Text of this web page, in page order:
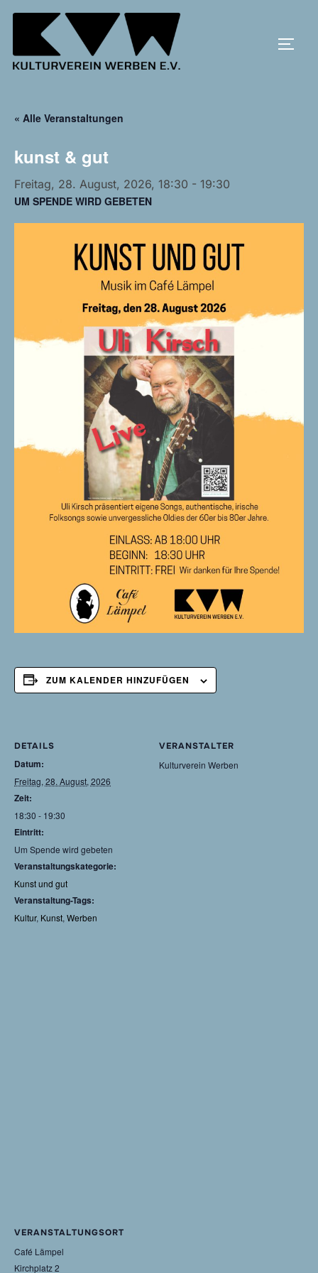
Zum
« Alle Veranstaltungen
kunst & gut
Freitag, 28. August, 2026, 18:30 - 19:30
UM SPENDE WIRD GEBETEN
ZUM KALENDER HINZUFÜGEN
DETAILS
Datum:
Freitag, 28. August, 2026
Zeit:
18:30 - 19:30
Eintritt:
Um Spende wird gebeten
Veranstaltungskategorie:
Kunst und gut
Veranstaltung-Tags:
Kultur, Kunst, Werben
VERANSTALTER
Kulturverein Werben
VERANSTALTUNGSORT
Café Lämpel
Kirchplatz 2